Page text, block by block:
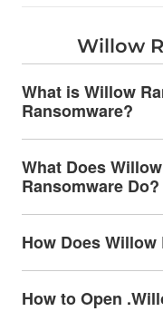
Willow
What is Willow
Ransomware?
What Does
Ransomware Do?
How Does
How to Open